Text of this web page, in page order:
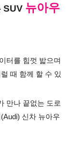
SUV 뉴아우
터를 힘껏 밟으며
때 함께 할 수 있
만나 끝없는 도로
신차 뉴아우